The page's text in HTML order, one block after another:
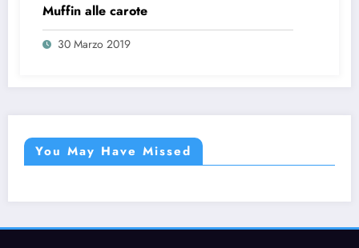
Muffin alle carote
30 Marzo 2019
You May Have Missed